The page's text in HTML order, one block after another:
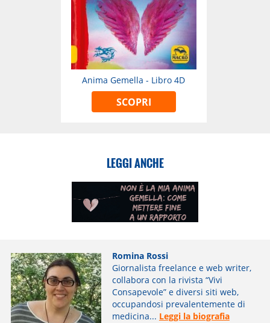
Anima Gemella - Libro 4D
SCOPRI
LEGGI ANCHE
Romina Rossi
Giornalista freelance e web writer,
collabora con la rivista “Vivi
Consapevole” e diversi siti web,
occupandosi prevalentemente di
medicina... Leggi la biografia